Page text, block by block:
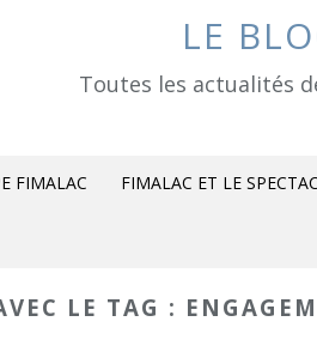
LE
Toutes les actualités de
FIMALAC FIMALAC ET LE
LE TAG :